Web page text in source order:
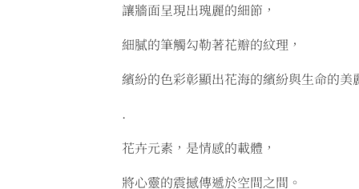
讓牆面呈現出瑰麗的細節，
細膩的筆觸勾勒著花瓣的紋理，
繽紛的色彩彰顯出花海的繽紛與生命的美
.
花卉元素，是情感的載體，
將心靈的震撼傳遞於空間之間。